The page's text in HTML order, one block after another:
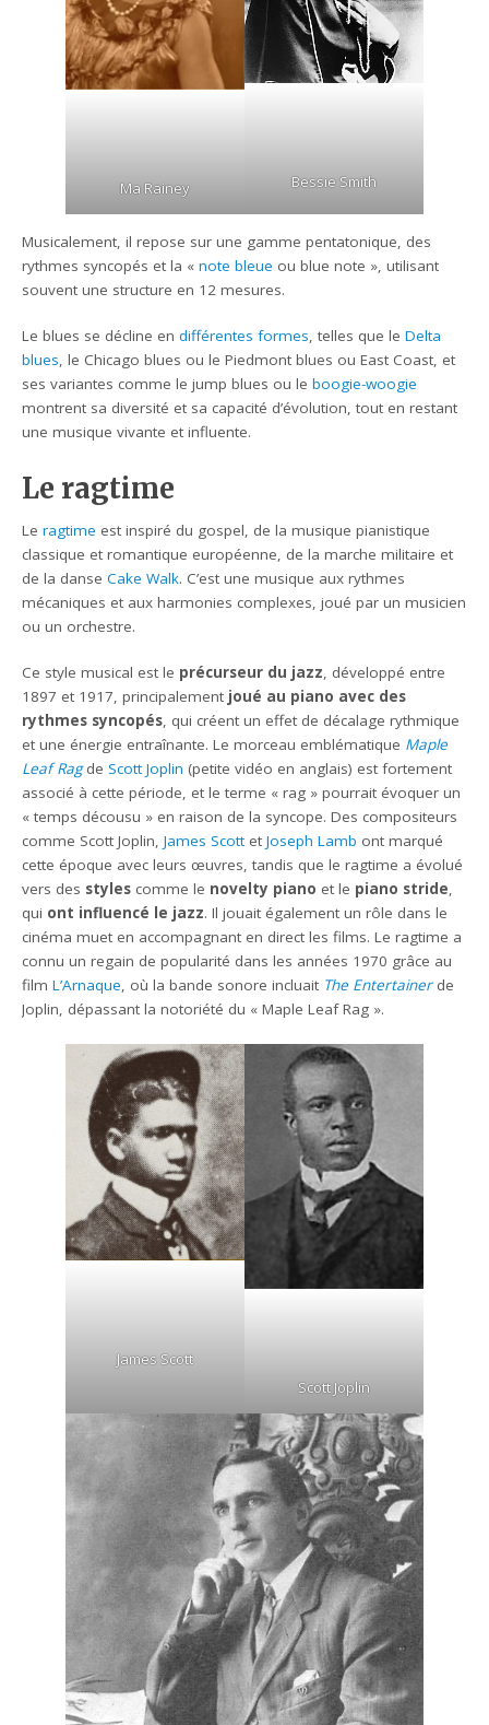
Ma Rainey Bessie Smith
Musicalement, il repose sur une gamme pentatonique, des
rythmes syncopés et la «note bleue ou blue note », utilisant
souvent une structure en 12 mesures.
Le blues se décline endifférentes formes, telles que leDelta
blues, le Chicago blues ou le Piedmont blues ou East Coast, et
ses variantes comme le jump blues ou leboogie-woogie
montrent sa diversité et sa capacité d’évolution, tout en restant
une musique vivante et influente.
Le ragtime
Leragtime est inspiré du gospel, de la musique pianistique
classique et romantique européenne, de la marche militaire et
de la danseCake Walk. C’est une musique aux rythmes
mécaniques et aux harmonies complexes, joué par un musicien
ou un orchestre.
Ce style musical est le précurseur du jazz, développé entre
1897 et 1917, principalement joué au piano avec des
rythmes syncopés, qui créent un effet de décalage rythmique
et une énergie entraînante. Le morceau emblématique Maple
Leaf RagdeScott Joplin (petite vidéo en anglais) est fortement
associé à cette période, et le terme « rag » pourrait évoquer un
« temps décousu » en raison de la syncope. Des compositeurs
comme Scott Joplin,James ScottetJoseph Lamb ont marqué
cette époque avec leurs œuvres, tandis que le ragtime a évolué
vers des styles comme le novelty piano et le piano stride,
qui ont influencé le jazz. Il jouait également un rôle dans le
cinéma muet en accompagnant en direct les films. Le ragtime a
connu un regain de popularité dans les années 1970 grâce au
filmL’Arnaque, où la bande sonore incluait The Entertainerde
Joplin, dépassant la notoriété du « Maple Leaf Rag ».
James Scott
Scott Joplin